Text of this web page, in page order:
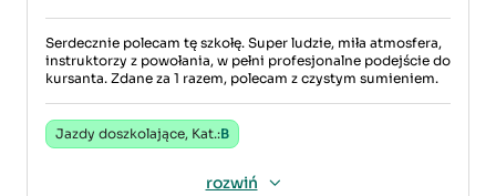
Serdecznie polecam tę szkołę. Super ludzie, miła atmosfera,
instruktorzy z powołania, w pełni profesjonalne podejście do
kursanta. Zdane za 1 razem, polecam z czystym sumieniem.
Jazdy doszkolające, Kat.:B
rozwiń